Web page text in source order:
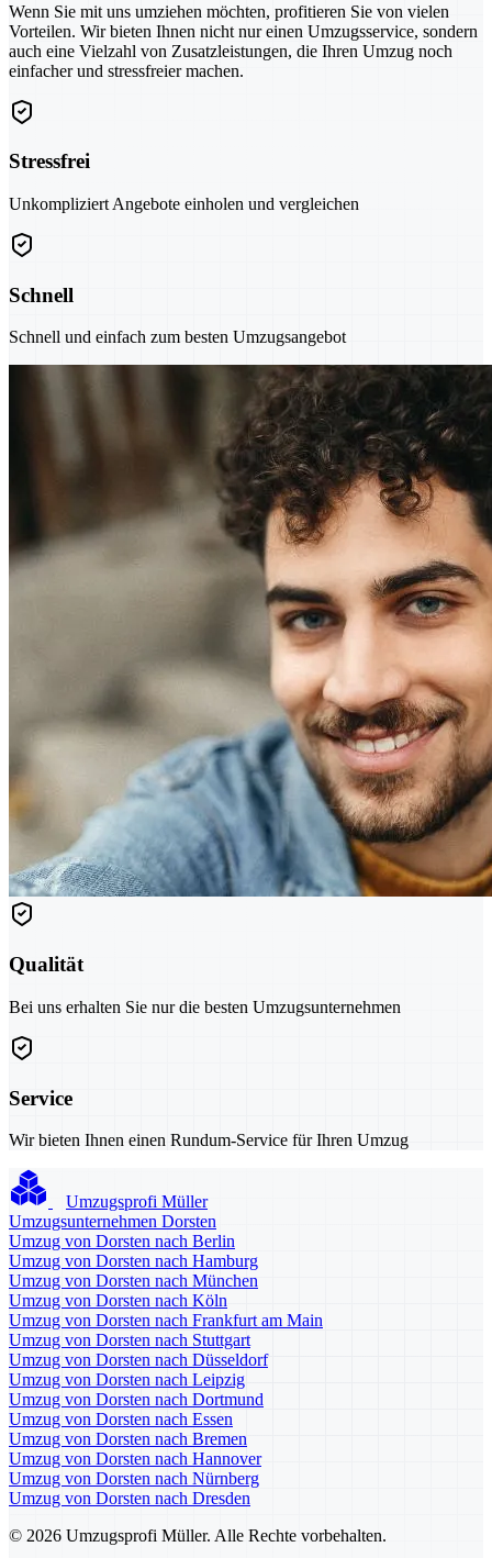
Wenn Sie mit uns umziehen möchten, profitieren Sie von vielen
Vorteilen. Wir bieten Ihnen nicht nur einen Umzugsservice, sondern
auch eine Vielzahl von Zusatzleistungen, die Ihren Umzug noch
einfacher und stressfreier machen.
Stressfrei
Unkompliziert Angebote einholen und vergleichen
Schnell
Schnell und einfach zum besten Umzugsangebot
Qualität
Bei uns erhalten Sie nur die besten Umzugsunternehmen
Service
Wir bieten Ihnen einen Rundum-Service für Ihren Umzug
Umzugsprofi Müller
Umzugsunternehmen Dorsten
Umzug von Dorsten nach Berlin
Umzug von Dorsten nach Hamburg
Umzug von Dorsten nach München
Umzug von Dorsten nach Köln
Umzug von Dorsten nach Frankfurt am Main
Umzug von Dorsten nach Stuttgart
Umzug von Dorsten nach Düsseldorf
Umzug von Dorsten nach Leipzig
Umzug von Dorsten nach Dortmund
Umzug von Dorsten nach Essen
Umzug von Dorsten nach Bremen
Umzug von Dorsten nach Hannover
Umzug von Dorsten nach Nürnberg
Umzug von Dorsten nach Dresden
© 2026 Umzugsprofi Müller. Alle Rechte vorbehalten.